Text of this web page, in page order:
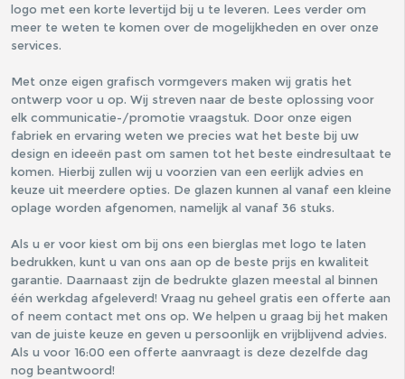
logo met een korte levertijd bij u te leveren. Lees verder om
meer te weten te komen over de mogelijkheden en over onze
services.
Met onze eigen grafisch vormgevers maken wij gratis het
ontwerp voor u op. Wij streven naar de beste oplossing voor
elk communicatie-/promotie vraagstuk. Door onze eigen
fabriek en ervaring weten we precies wat het beste bij uw
design en ideeën past om samen tot het beste eindresultaat te
komen. Hierbij zullen wij u voorzien van een eerlijk advies en
keuze uit meerdere opties. De glazen kunnen al vanaf een kleine
oplage worden afgenomen, namelijk al vanaf 36 stuks.
Als u er voor kiest om bij ons een bierglas met logo te laten
bedrukken, kunt u van ons aan op de beste prijs en kwaliteit
garantie. Daarnaast zijn de bedrukte glazen meestal al binnen
één werkdag afgeleverd! Vraag nu geheel gratis een offerte aan
of neem contact met ons op. We helpen u graag bij het maken
van de juiste keuze en geven u persoonlijk en vrijblijvend advies.
Als u voor 16:00 een offerte aanvraagt is deze dezelfde dag
nog beantwoord!